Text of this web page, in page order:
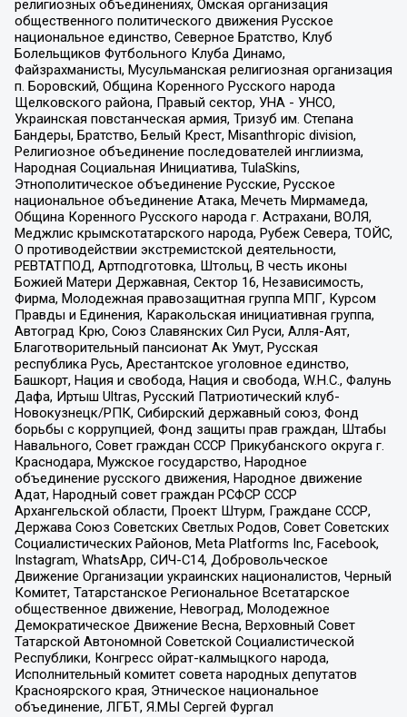
религиозных объединениях, Омская организация
общественного политического движения Русское
национальное единство, Северное Братство, Клуб
Болельщиков Футбольного Клуба Динамо,
Файзрахманисты, Мусульманская религиозная организация
п. Боровский, Община Коренного Русского народа
Щелковского района, Правый сектор, УНА - УНСО,
Украинская повстанческая армия, Тризуб им. Степана
Бандеры, Братство, Белый Крест, Misanthropic division,
Религиозное объединение последователей инглиизма,
Народная Социальная Инициатива, TulaSkins,
Этнополитическое объединение Русские, Русское
национальное объединение Атака, Мечеть Мирмамеда,
Община Коренного Русского народа г. Астрахани, ВОЛЯ,
Меджлис крымскотатарского народа, Рубеж Севера, ТОЙС,
О противодействии экстремистской деятельности,
РЕВТАТПОД, Артподготовка, Штольц, В честь иконы
Божией Матери Державная, Сектор 16, Независимость,
Фирма, Молодежная правозащитная группа МПГ, Курсом
Правды и Единения, Каракольская инициативная группа,
Автоград Крю, Союз Славянских Сил Руси, Алля-Аят,
Благотворительный пансионат Ак Умут, Русская
республика Русь, Арестантское уголовное единство,
Башкорт, Нация и свобода, Нация и свобода, W.H.С., Фалунь
Дафа, Иртыш Ultras, Русский Патриотический клуб-
Новокузнецк/РПК, Сибирский державный союз, Фонд
борьбы с коррупцией, Фонд защиты прав граждан, Штабы
Навального, Совет граждан СССР Прикубанского округа г.
Краснодара, Мужское государство, Народное
объединение русского движения, Народное движение
Адат, Народный совет граждан РСФСР СССР
Архангельской области, Проект Штурм, Граждане СССР,
Держава Союз Советских Светлых Родов, Совет Советских
Социалистических Районов, Meta Platforms Inc, Facebook,
Instagram, WhatsApp, СИЧ-С14, Добровольческое
Движение Организации украинских националистов, Черный
Комитет, Татарстанское Региональное Всетатарское
общественное движение, Невоград, Молодежное
Демократическое Движение Весна, Верховный Совет
Татарской Автономной Советской Социалистической
Республики, Конгресс ойрат-калмыцкого народа,
Исполнительный комитет совета народных депутатов
Красноярского края, Этническое национальное
объединение, ЛГБТ, Я.МЫ Сергей Фургал